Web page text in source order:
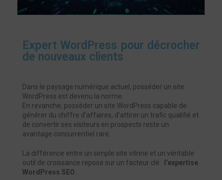
Expert WordPress pour décrocher
de nouveaux clients
Dans le paysage numérique actuel, posséder un site
WordPress est devenu la norme.
En revanche, posséder un site WordPress capable de
générer du chiffre d’affaires, d’attirer un trafic qualifié et
de convertir ses visiteurs en prospects reste un
avantage concurrentiel rare.
La différence entre un simple site vitrine et un véritable
outil de croissance repose sur un facteur clé : l’expertise
WordPress SEO